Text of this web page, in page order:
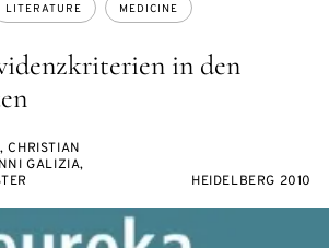
in den
LITERATURE MEDICINE
CHRISTIAN
GALIZIA,
HEIDELBERG 2010